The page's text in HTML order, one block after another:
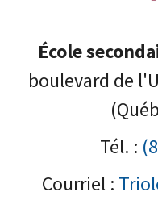
École
boulevard de
Tél. :
Courriel :